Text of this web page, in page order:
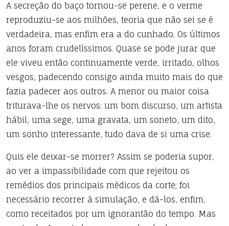
A secreção do baço tornou-se perene, e o verme
reproduziu-se aos milhões, teoria que não sei se é
verdadeira, mas enfim era a do cunhado. Os últimos
anos foram crudelíssimos. Quase se pode jurar que
ele viveu então continuamente verde, irritado, olhos
vesgos, padecendo consigo ainda muito mais do que
fazia padecer aos outros. A menor ou maior coisa
triturava-lhe os nervos: um bom discurso, um artista
hábil, uma sege, uma gravata, um soneto, um dito,
um sonho interessante, tudo dava de si uma crise.
Quis ele deixar-se morrer? Assim se poderia supor,
ao ver a impassibilidade com que rejeitou os
remédios dos principais médicos da corte; foi
necessário recorrer à simulação, e dá-los, enfim,
como receitados por um ignorantão do tempo. Mas